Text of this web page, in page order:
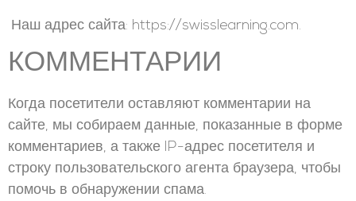
Наш адрес сайта: https://swisslearning.com.
КОММЕНТАРИИ
Когда посетители оставляют комментарии на
сайте, мы собираем данные, показанные в форме
комментариев, а также IP-адрес посетителя и
строку пользовательского агента браузера, чтобы
помочь в обнаружении спама.